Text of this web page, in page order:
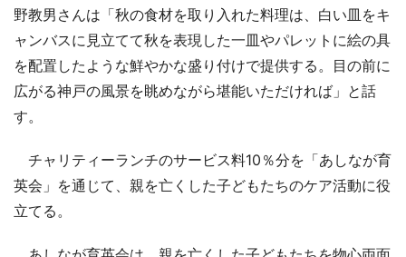
野教男さんは「秋の食材を取り入れた料理は、白い皿をキ
ャンバスに見立てて秋を表現した一皿やパレットに絵の具
を配置したような鮮やかな盛り付けで提供する。目の前に
広がる神戸の風景を眺めながら堪能いただければ」と話
す。
チャリティーランチのサービス料10％分を「あしなが育
英会」を通じて、親を亡くした子どもたちのケア活動に役
立てる。